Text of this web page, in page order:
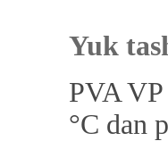
Yuk
PVA
°C dan